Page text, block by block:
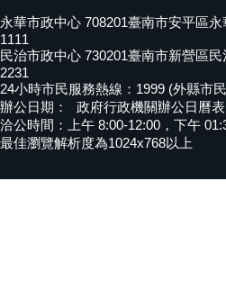
花
泉
桐
花
祭
永華市政中心 708201臺南市安平區
1111
民治市政中心 730201臺南市新營區
2231
24小時市民服務熱線：1999 (外縣市
辦公日期：
政府行政機關辦公日曆表
洽公時間：上午 8:00-12:00，下午
最佳瀏覽解析度為1024x768以上